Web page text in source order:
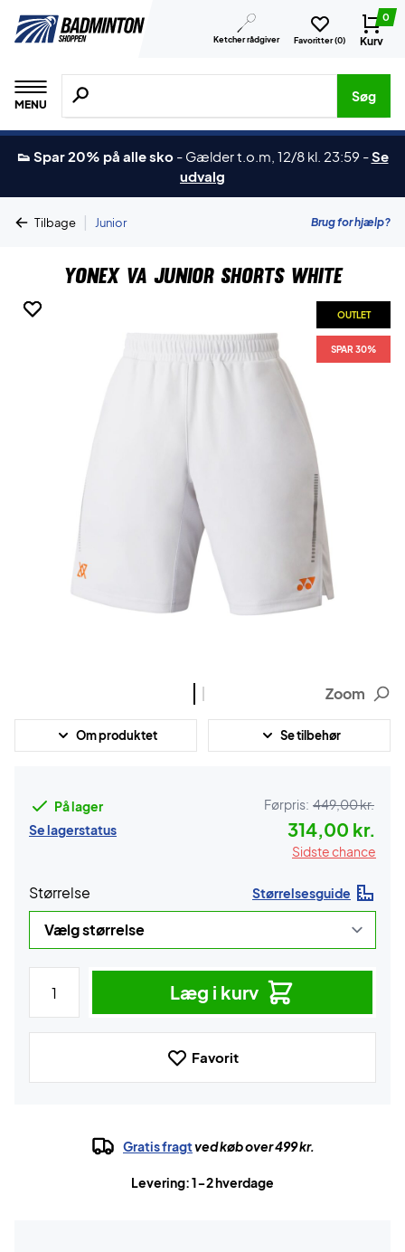
Ketcher rådgiver Favoritter (0)
0
Kurv
MENU
Søg efter produkter, mærker etc.
Søg
👟 Spar 20% på alle sko - Gælder t.o.m, 12/8 kl. 23:59 -Se
udvalg
Tilbage | Junior Brug for hjælp?
Yonex VA Junior Shorts White
OUTLET
SPAR 30%
OUTLET
SPAR 30%
Zoom
Om produktet Se tilbehør
På lager
Se lagerstatus
Førpris: 449,00 kr.
314,00 kr.
Sidste chance
Størrelse Størrelsesguide
Læg i kurv
Favorit
Gratis fragtved køb over 499 kr.
Levering: 1-2 hverdage